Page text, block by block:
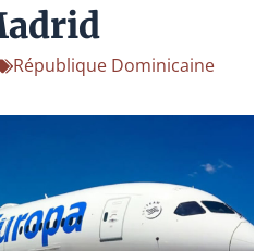
République Dominicaine